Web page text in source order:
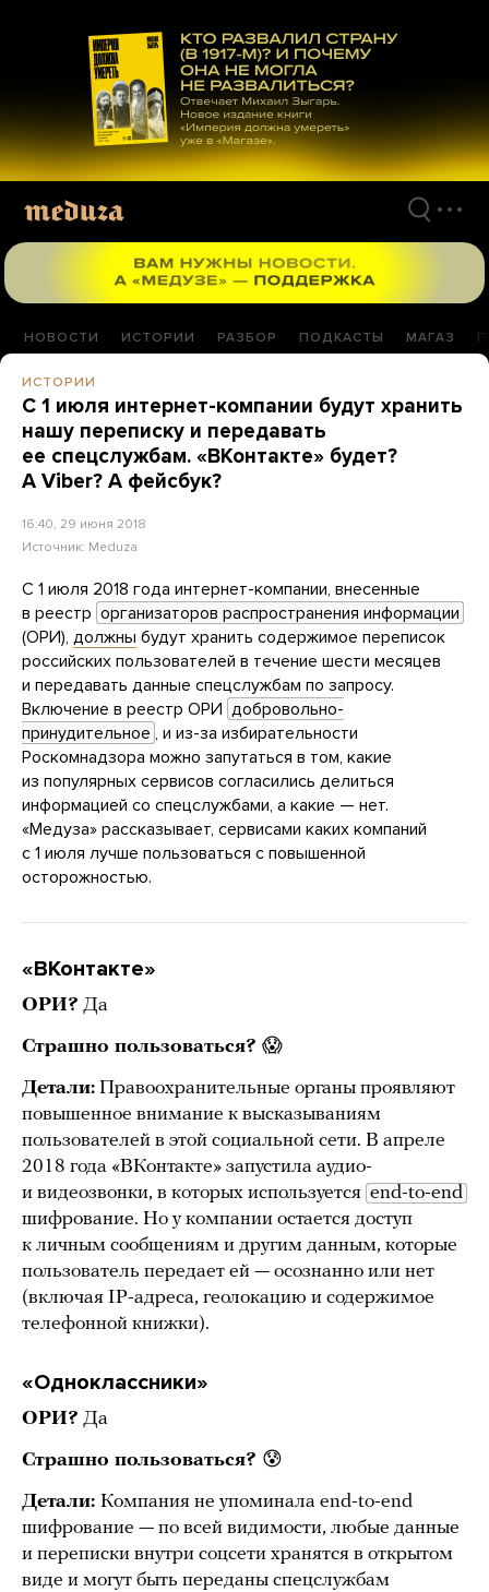
материалам
НОВОСТИ ИСТОРИИ РАЗБОР ПОДКАСТЫ МАГАЗ
ИСТОРИИ
С 1 июля интернет-компании будут хранить
нашу переписку и передавать
ее спецслужбам. «ВКонтакте» будет?
А Viber? А фейсбук?
16:40, 29 июня 2018
Источник: Meduza
С 1 июля 2018 года интернет-компании, внесенные
в реестр организаторов распространения информации
(ОРИ), должны будут хранить содержимое переписок
российских пользователей в течение шести месяцев
и передавать данные спецслужбам по запросу.
Включение в реестр ОРИ добровольно-
принудительное , и из-за избирательности
Роскомнадзора можно запутаться в том, какие
из популярных сервисов согласились делиться
информацией со спецслужбами, а какие — нет.
«Медуза» рассказывает, сервисами каких компаний
с 1 июля лучше пользоваться с повышенной
осторожностью.
«ВКонтакте»
ОРИ? Да
Страшно пользоваться? 😱
Детали: Правоохранительные органы проявляют
повышенное внимание к высказываниям
пользователей в этой социальной сети. В апреле
2018 года «ВКонтакте» запустила аудио-
и видеозвонки, в которых используется end-to-end
шифрование. Но у компании остается доступ
к личным сообщениям и другим данным, которые
пользователь передает ей — осознанно или нет
(включая IP-адреса, геолокацию и содержимое
телефонной книжки).
«Одноклассники»
ОРИ? Да
Страшно пользоваться? 😰
Детали: Компания не упоминала end-to-end
шифрование — по всей видимости, любые данные
и переписки внутри соцсети хранятся в открытом
виде и могут быть переданы спецслужбам